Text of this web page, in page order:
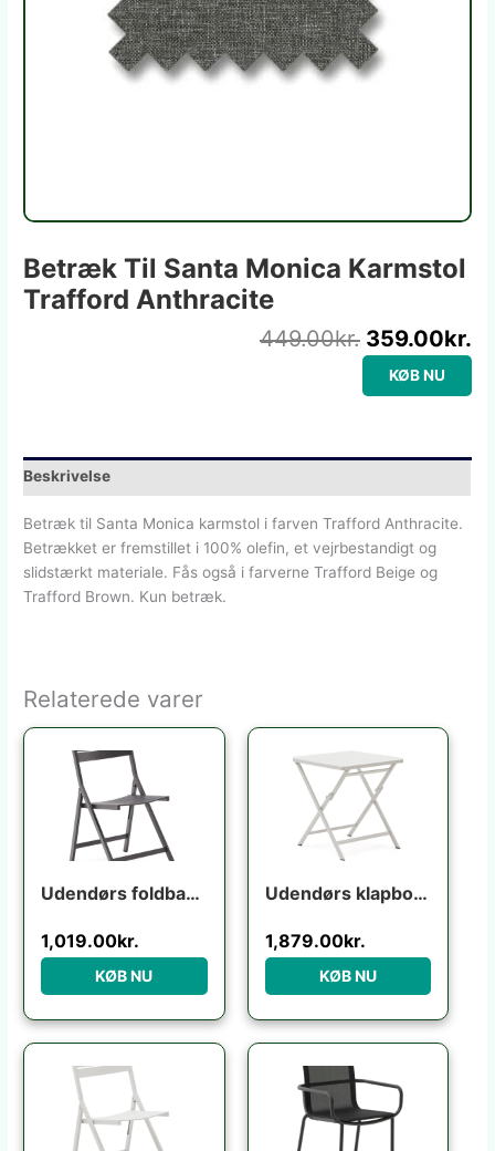
Betræk Til Santa Monica Karmstol
Trafford Anthracite
449.00kr. 359.00kr.
KØB NU
Beskrivelse
Betræk til Santa Monica karmstol i farven Trafford Anthracite.
Betrækket er fremstillet i 100% olefin, et vejrbestandigt og
slidstærkt materiale. Fås også i farverne Trafford Beige og
Trafford Brown. Kun betræk.
Relaterede varer
Udendørs foldbar klapstol Kave Home Torreta grafit aluminium med fodstøtte UV-modstandsdygtig
1,019.00kr.
KØB NU
Udendørs klapbord Kave Home Torreta foldbart hvid aluminium 70×70 cm terrassebord til 4 personer
1,879.00kr.
KØB NU